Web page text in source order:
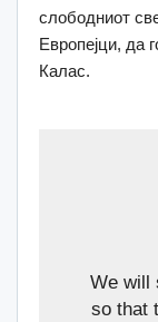
слободниот
Европејци, да
Калас.
We will
so that